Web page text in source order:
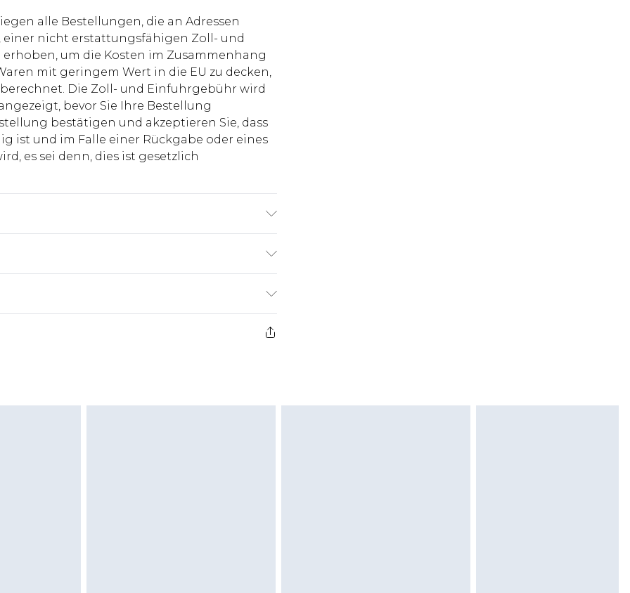
alle Bestellungen, die an Adressen
nicht erstattungsfähigen Zoll- und
um die Kosten im Zusammenhang
mit geringem Wert in die EU zu decken,
Die Zoll- und Einfuhrgebühr wird
bevor Sie Ihre Bestellung
bestätigen und akzeptieren Sie, dass
ist und im Falle einer Rückgabe oder eines
es sei denn, dies ist gesetzlich
€14.99
sowie Bademode oder